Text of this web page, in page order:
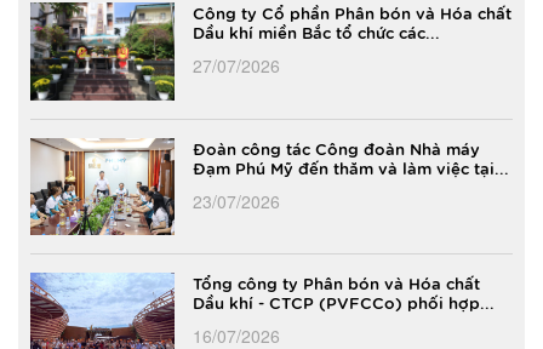
Công ty Cổ phần Phân bón và Hóa chất
Dầu khí miền Bắc tổ chức các...
27/07/2026
Đoàn công tác Công đoàn Nhà máy
Đạm Phú Mỹ đến thăm và làm việc tại...
23/07/2026
Tổng công ty Phân bón và Hóa chất
Dầu khí - CTCP (PVFCCo) phối hợp...
16/07/2026